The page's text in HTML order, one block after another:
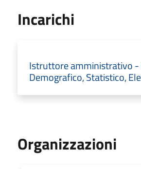
Incarichi
Istruttore amministrativo
Demografico, Statistico,
Organizzazioni